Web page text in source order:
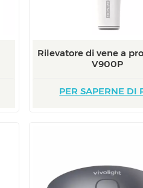
Rilevatore di vene a
V900P
PER SAPERNE DI